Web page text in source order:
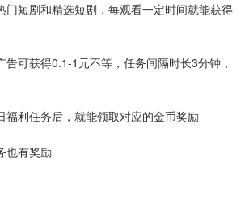
门短剧和精选短剧，每观看一定时间就能获得
可获得0.1-1元不等，任务间隔时长3分钟，
福利任务后，就能领取对应的金币奖励
也有奖励